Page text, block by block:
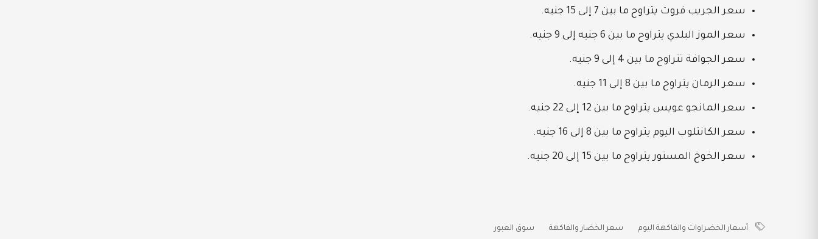
سعر الجريب فروت يتراوح ما بين 7 إلى 15 جنيه.
سعر الموز البلدي يتراوح ما بين 6 جنيه إلى 9 جنيه.
سعر الجوافة تتراوح ما بين 4 إلى 9 جنيه.
سعر الرمان يتراوح ما بين 8 إلى 11 جنيه.
سعر المانجو عويس يتراوح ما بين 12 إلى 22 جنيه.
سعر الكانتلوب اليوم يتراوح ما بين 8 إلى 16 جنيه.
سعر الخوخ المستور يتراوح ما بين 15 إلى 20 جنيه.
أسعار الخضراوات والفاكهة اليوم سعر الخضار والفاكهة سوق العبور